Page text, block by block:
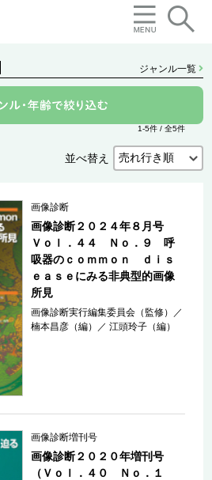
ジャンル一覧
1-5件 / 全5件
並べ替え
画像診断
画像診断２０２４年８月号
Ｖｏｌ．４４ Ｎｏ．９ 呼
吸器のｃｏｍｍｏｎ ｄｉｓ
ｅａｓｅにみる非典型的画像
所見
画像診断実行編集委員会（監修）
／
楠本昌彦（編）
／江頭玲子（編）
画像診断増刊号
画像診断２０２０年増刊号
（Ｖｏｌ．４０ Ｎｏ．１